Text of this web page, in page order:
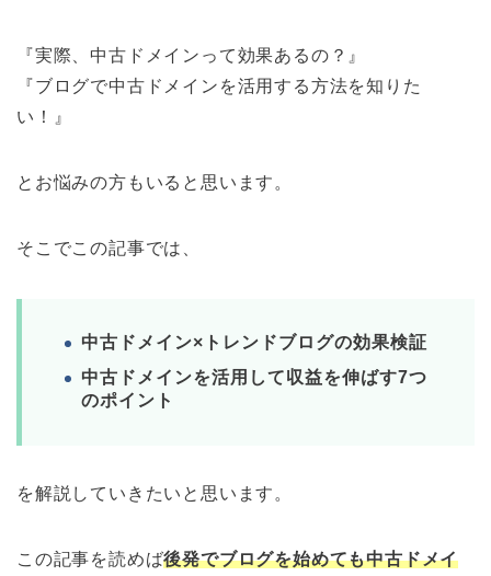
『実際、中古ドメインって効果あるの？』
『ブログで中古ドメインを活用する方法を知りた
い！』
とお悩みの方もいると思います。
そこでこの記事では、
中古ドメイン×トレンドブログの効果検証
中古ドメインを活用して収益を伸ばす7つ
のポイント
を解説していきたいと思います。
この記事を読めば後発でブログを始めても中古ドメイ